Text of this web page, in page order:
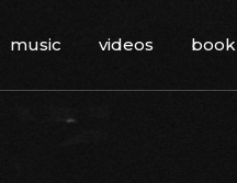
music videos